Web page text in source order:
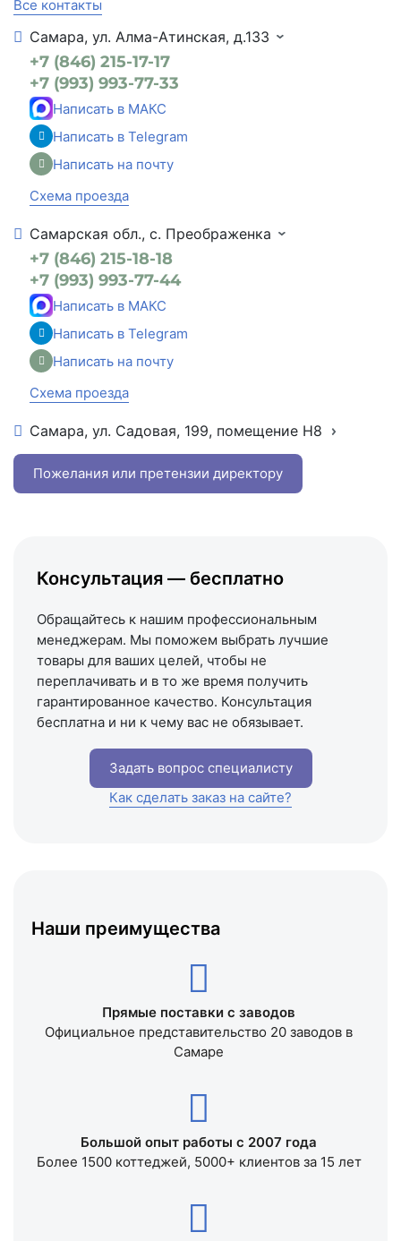
Все контакты
Самара, ул. Алма-Атинская, д.133
+7 (846) 215-17-17
+7 (993) 993-77-33
Написать в МАКС
Написать в Telegram
Написать на почту
Схема проезда
Самарская обл., с. Преображенка
+7 (846) 215-18-18
+7 (993) 993-77-44
Написать в МАКС
Написать в Telegram
Написать на почту
Схема проезда
Самара, ул. Садовая, 199, помещение Н8
+7 (993) 993-77-22
Написать в МАКС
Схема проезда
Пожелания или претензии директору
Наши преимущества
Прямые поставки с заводов
Официальное представительство 20 заводов в
Самаре
Большой опыт работы с 2007 года
Более 1500 коттеджей, 5000+ клиентов за 15 лет
Консультация — бесплатно
Обращайтесь к нашим профессиональным
менеджерам. Мы поможем выбрать лучшие
товары для ваших целей, чтобы не
переплачивать и в то же время получить
гарантированное качество. Консультация
бесплатна и ни к чему вас не обязывает.
Задать вопрос специалисту
Как сделать заказ на сайте?